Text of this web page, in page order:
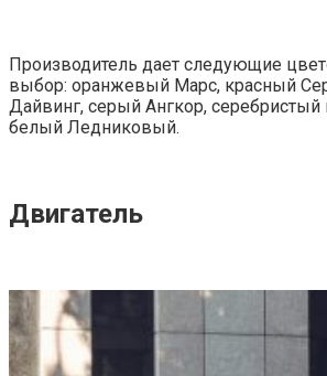
Производитель дает следующие
выбор: оранжевый Марс, красный
Дайвинг, серый Ангкор, серебристый
белый Ледниковый.
Двигатель